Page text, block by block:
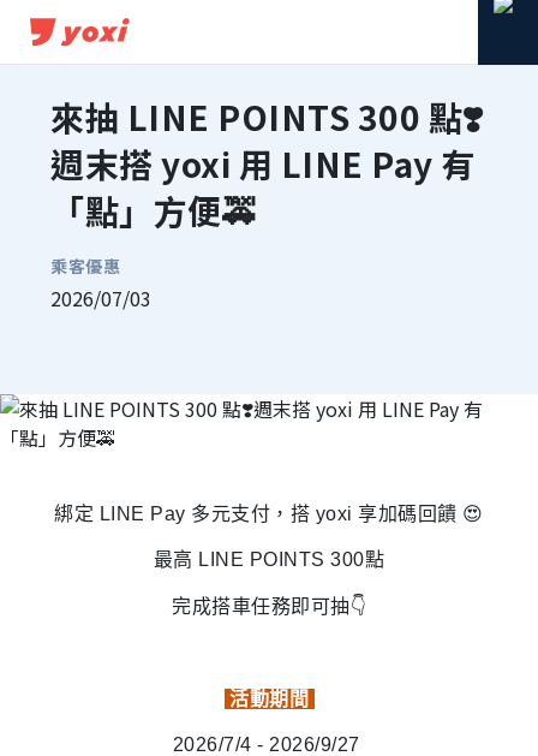
來抽 LINE POINTS 300 點❣️
週末搭 yoxi 用 LINE Pay 有
「點」方便🚕
乘客優惠
2026/07/03
綁定 LINE Pay 多元支付，搭 yoxi 享加碼回饋 😍
最高 LINE POINTS 300點
完成搭車任務即可抽👇
活動期間
2026/7/4 - 2026/9/27